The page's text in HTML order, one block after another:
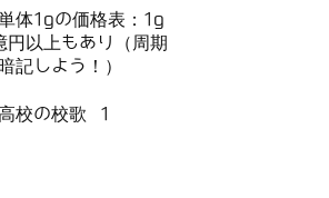
体1gの価格表：1g
円以上もあり（周期
記しよう！）
校の校歌 1